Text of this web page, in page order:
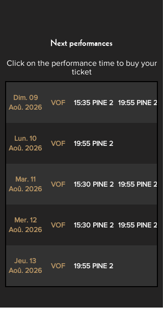
Next performances
Click on the performance time to buy your
ticket
Dim. 09
Aoû. 2026
VOF 15:35 PINE 2 19:55 PINE 2
Lun. 10
Aoû. 2026
VOF 19:55 PINE 2
Mar. 11
Aoû. 2026
VOF 15:30 PINE 2 19:55 PINE 2
Mer. 12
Aoû. 2026
VOF 15:30 PINE 2 19:55 PINE 2
Jeu. 13
Aoû. 2026
VOF 19:55 PINE 2